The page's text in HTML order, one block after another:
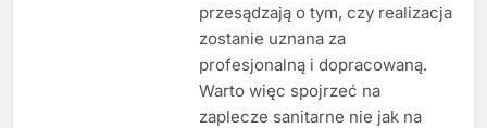
przesądzają o tym, czy realizacja
zostanie uznana za
profesjonalną i dopracowaną.
Warto więc spojrzeć na
zaplecze sanitarne nie jak na